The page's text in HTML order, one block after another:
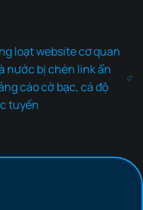
loạt website cơ quan
nước bị chèn link ẩn
cáo cờ bạc, cá độ
tuyến